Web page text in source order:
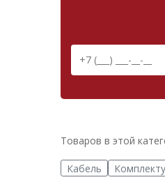
Товаров в этой
Кабель